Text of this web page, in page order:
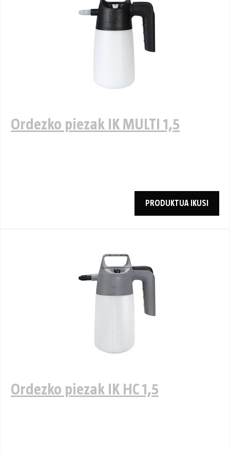
Ordezko piezak IK MULTI 1,5
PRODUKTUA IKUSI
Ordezko piezak IK HC 1,5